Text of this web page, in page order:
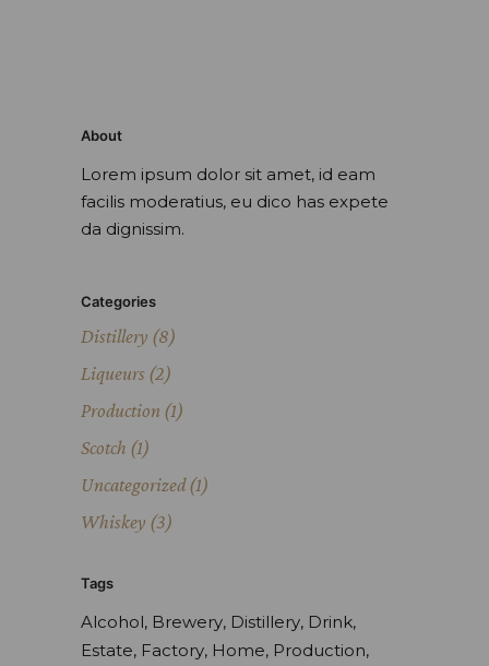
About
Lorem ipsum dolor sit amet, id eam
facilis moderatius, eu dico has expete
da dignissim.
Categories
Distillery (8)
Liqueurs (2)
Production (1)
Scotch (1)
Uncategorized(1)
Whiskey (3)
Tags
Alcohol Brewery Distillery Drink
Estate Factory Home Production